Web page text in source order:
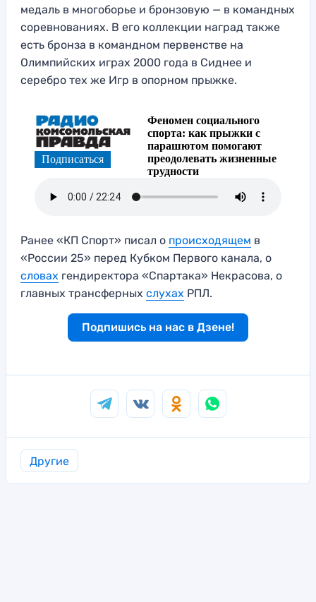
медаль в многоборье и бронзовую — в командных
соревнованиях. В его коллекции наград также
есть бронза в командном первенстве на
Олимпийских играх 2000 года в Сиднее и
серебро тех же Игр в опорном прыжке.
Ранее «КП Спорт» писал о происходящем в
«России 25» перед Кубком Первого канала, о
словах гендиректора «Спартака» Некрасова, о
главных трансферных слухах РПЛ.
Подпишись на нас в Дзене!
Другие